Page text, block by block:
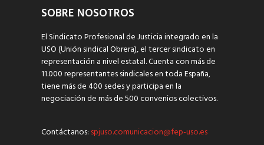
SOBRE NOSOTROS
El Sindicato Profesional de Justicia integrado en la
USO (Unión sindical Obrera), el tercer sindicato en
representación a nivel estatal. Cuenta con más de
11.000 representantes sindicales en toda España,
tiene más de 400 sedes y participa en la
negociación de más de 500 convenios colectivos.
Contáctanos: spjuso.comunicacion@fep-uso.es